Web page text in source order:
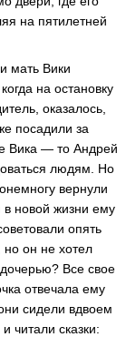
на пятилетней
мать Вики
на остановку
оказалось,
посадили за
Вика — то Андрей
людям. Но
вернули
в новой жизни ему
опять
но он не хотел
Все свое
отвечала ему
сидели вдвоем
читали сказки: